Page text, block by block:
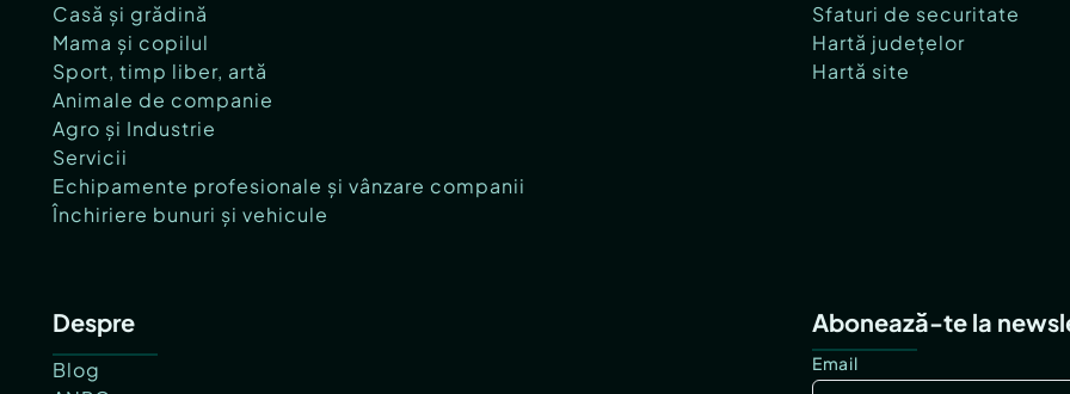
Casă și grădină
Mama și copilul
Sport, timp liber, artă
Animale de companie
Agro și Industrie
Servicii
Echipamente profesionale și vânzare companii
Închiriere bunuri și vehicule
Sfaturi de securitate
Hartă județelor
Hartă site
Despre
Blog
Abonează-te la
Email